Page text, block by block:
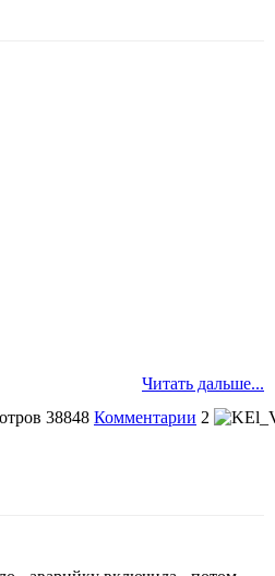
Читать дальше...
38848 Комментарии 2